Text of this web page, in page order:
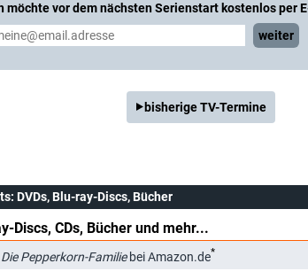
möchte vor dem nächsten Serienstart kostenlos per
weiter
bisherige TV-Termine
: DVDs, Blu-ray-Discs, Bücher
Discs, CDs, Bücher und mehr...
Die Pepperkorn-Familiebei Amazon.de*